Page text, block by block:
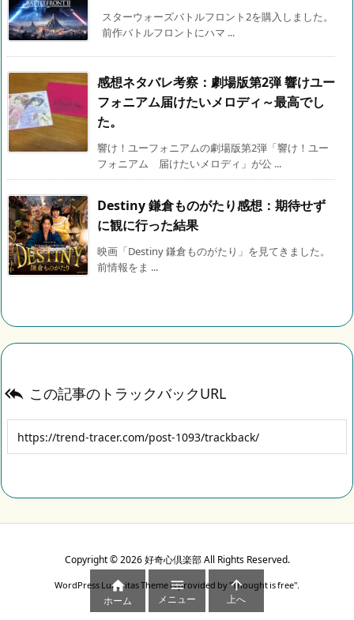
スターウォーズバトルフロント2を購入しました。
前作バトルフロントにハマ ...
感想ネタバレ考察：劇場版第2弾 響けユー
フォニアム届けたいメロディ～最高でし
た。
響け！ユーフォニアムの劇場版第2弾「響け！ユー
フォニアム 届けたいメロディ」が公 ...
Destiny 鎌倉ものがたり感想：期待せず
に観に行った結果
映画「Destiny 鎌倉ものがたり」を見てきました。
前情報をま ...
 この記事のトラックバックURL
Copyright ©2026 好奇心倶楽部All Rights Reserved.
WordPress Luxeritas Theme is provided by "Thought is free".

ホーム

メニュー

上へ